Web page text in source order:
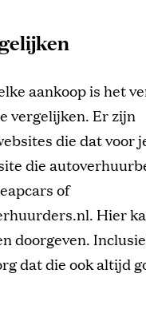
aankoop is het
vergelijken. Er zijn
die dat voor
die
of
Hier
doorgeven.
dat die ook altijd